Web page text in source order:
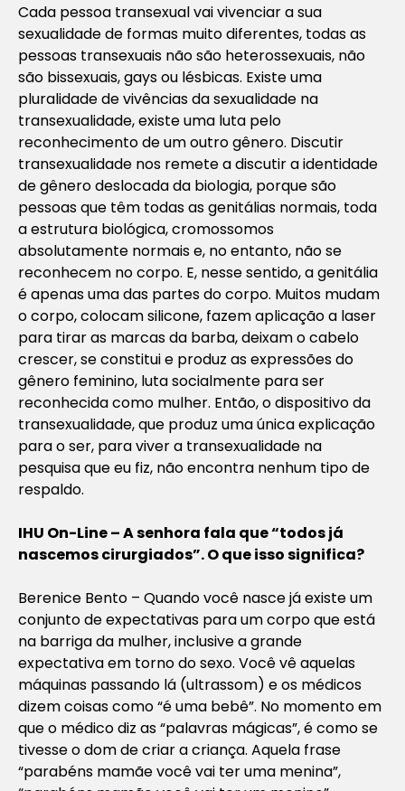
Cada pessoa transexual vai vivenciar a sua
sexualidade de formas muito diferentes, todas as
pessoas transexuais não são heterossexuais, não
são bissexuais, gays ou lésbicas. Existe uma
pluralidade de vivências da sexualidade na
transexualidade, existe uma luta pelo
reconhecimento de um outro gênero. Discutir
transexualidade nos remete a discutir a identidade
de gênero deslocada da biologia, porque são
pessoas que têm todas as genitálias normais, toda
a estrutura biológica, cromossomos
absolutamente normais e, no entanto, não se
reconhecem no corpo. E, nesse sentido, a genitália
é apenas uma das partes do corpo. Muitos mudam
o corpo, colocam silicone, fazem aplicação a laser
para tirar as marcas da barba, deixam o cabelo
crescer, se constitui e produz as expressões do
gênero feminino, luta socialmente para ser
reconhecida como mulher. Então, o dispositivo da
transexualidade, que produz uma única explicação
para o ser, para viver a transexualidade na
pesquisa que eu fiz, não encontra nenhum tipo de
respaldo.
IHU On-Line – A senhora fala que “todos já
nascemos cirurgiados”. O que isso significa?
Berenice Bento – Quando você nasce já existe um
conjunto de expectativas para um corpo que está
na barriga da mulher, inclusive a grande
expectativa em torno do sexo. Você vê aquelas
máquinas passando lá (ultrassom) e os médicos
dizem coisas como “é uma bebê”. No momento em
que o médico diz as “palavras mágicas”, é como se
tivesse o dom de criar a criança. Aquela frase
“parabéns mamãe você vai ter uma menina”,